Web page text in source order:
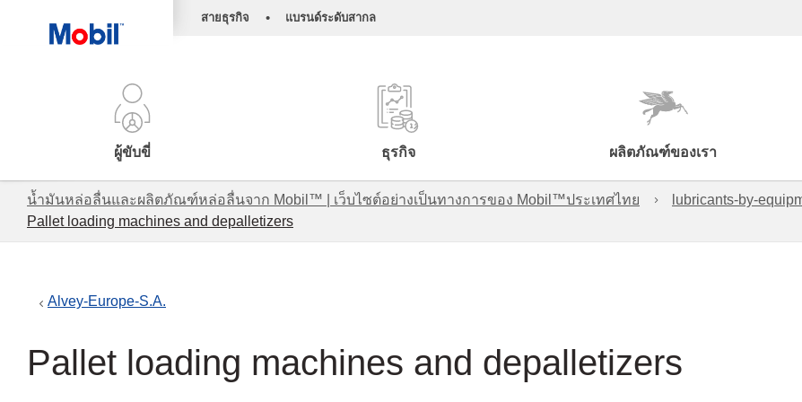
สายธุรกิจ • แบรนด์ระดับสากล
ผู้ขับขี่ ธุรกิจ ผลิตภัณฑ์ของเรา
น้ำมันหล่อลื่นและผลิตภัณฑ์หล่อลื่นจาก Mobil™ | เว็บไซต์อย่างเป็นทางการของ Mobil™ประเทศไทย lubricants-by-
Pallet loading machines and depalletizers
Alvey-Europe-S.A.
Pallet loading machines and depalletizers